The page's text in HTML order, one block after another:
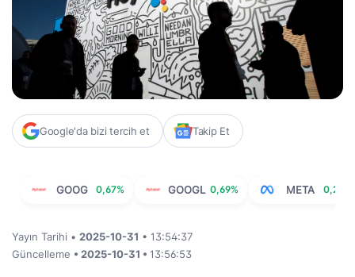
Google'da bizi tercih et Takip Et
GOOG 0,67% GOOGL 0,69% META 0,25%
Yayın Tarihi • 2025-10-31 • 13:54:37
Güncelleme • 2025-10-31 • 13:56:53